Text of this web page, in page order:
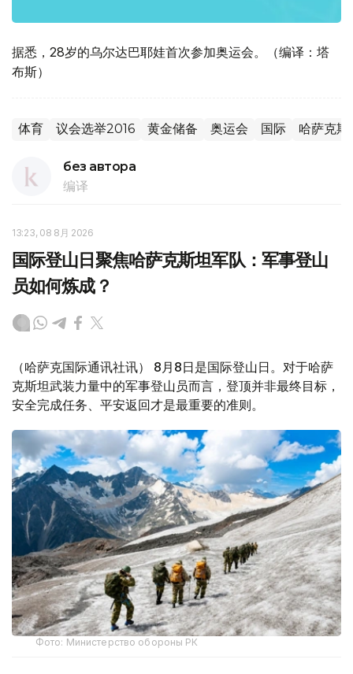
据悉，28岁的乌尔达巴耶娃首次参加奥运会。（编译：塔
布斯）
体育 议会选举2016 黄金储备 奥运会 国际 哈萨克斯
без автора
编译
13:23, 08 8月 2026
国际登山日聚焦哈萨克斯坦军队：军事登山
员如何炼成？
（哈萨克国际通讯社讯） 8月8日是国际登山日。对于哈萨
克斯坦武装力量中的军事登山员而言，登顶并非最终目标，
安全完成任务、平安返回才是最重要的准则。
Фото: Министерство обороны РК